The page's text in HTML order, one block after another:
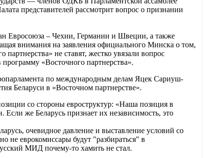
представителей рассмотрит вопрос о признании
Евросоюза – Чехии, Германии и Швеции, а также
внимания на заявления официального Минска о том,
не ставят, жестко увязали вопрос
«Восточного партнерства».
по международным делам Яцек Сариуш-
Беларуси в «Восточном партнерстве».
со стороны евроструктур: «Наша позиция в
же Беларусь признает их независимость, это
очевидное давление и выставление условий со
не еврокомиссары будут "разбираться" в
МИД почему-то хамить не стал.